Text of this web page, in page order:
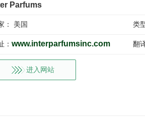
Parfums
： 美国 类
： www.interparfumsinc.com 翻
进入网站